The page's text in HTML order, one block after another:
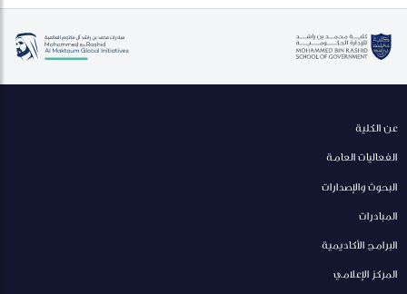
عن الكلية
الفعاليات العامة
البحوث والإصدارات
المبادرات
البرامج الأكاديمية
المركز الإعلامي